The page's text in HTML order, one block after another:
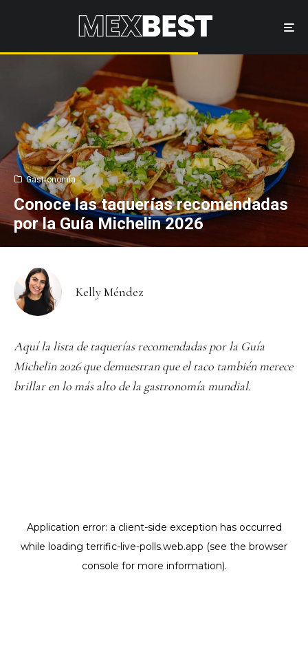
Gastronomía
Conoce las taquerías recomendadas
por la Guía Michelin 2026
Kelly Méndez
Aquí la lista de taquerías recomendadas por la Guía
Michelin 2026 que demuestran que el taco también merece
brillar en lo más alto de la gastronomía mundial.